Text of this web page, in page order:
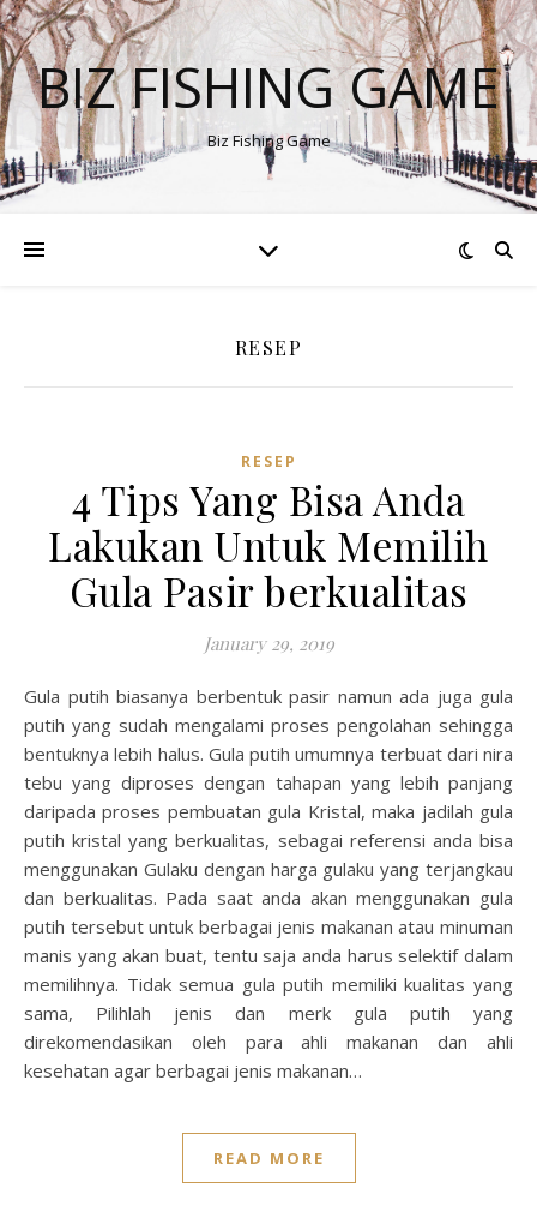
BIZ FISHING GAME
Biz Fishing Game
RESEP
RESEP
4 Tips Yang Bisa Anda
Lakukan Untuk Memilih
Gula Pasir berkualitas
January 29, 2019
Gula putih biasanya berbentuk pasir namun ada juga gula
putih yang sudah mengalami proses pengolahan sehingga
bentuknya lebih halus. Gula putih umumnya terbuat dari nira
tebu yang diproses dengan tahapan yang lebih panjang
daripada proses pembuatan gula Kristal, maka jadilah gula
putih kristal yang berkualitas, sebagai referensi anda bisa
menggunakan Gulaku dengan harga gulaku yang terjangkau
dan berkualitas. Pada saat anda akan menggunakan gula
putih tersebut untuk berbagai jenis makanan atau minuman
manis yang akan buat, tentu saja anda harus selektif dalam
memilihnya. Tidak semua gula putih memiliki kualitas yang
sama, Pilihlah jenis dan merk gula putih yang
direkomendasikan oleh para ahli makanan dan ahli
kesehatan agar berbagai jenis makanan…
READ MORE